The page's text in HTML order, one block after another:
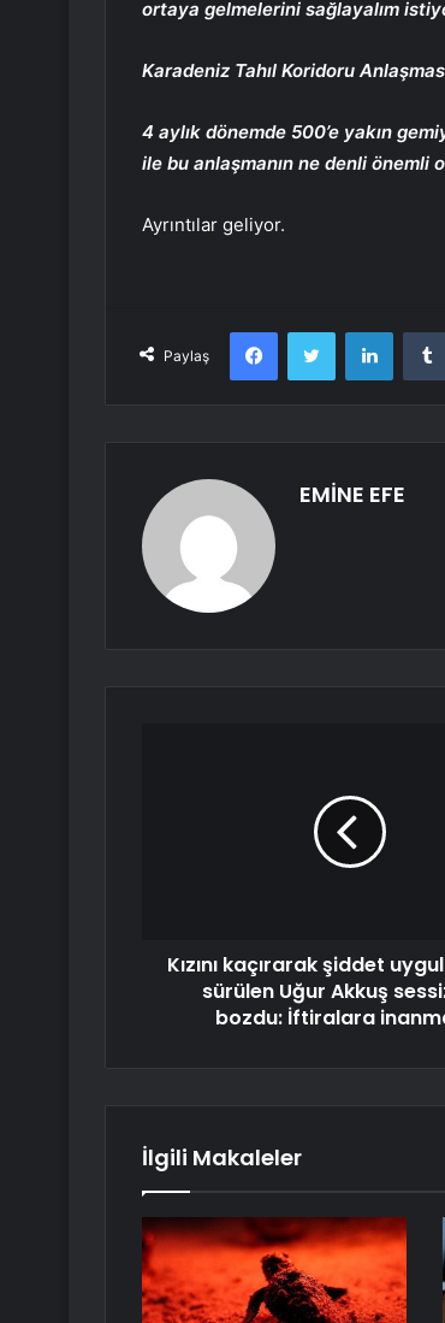
ortaya gelmelerini sağlayalım
Karadeniz Tahıl Koridoru
4 aylık dönemde 500’e yakın
ile bu anlaşmanın ne denli önemli
Ayrıntılar geliyor.
Paylaş
FacebookTwitter
EMİNE EFE
Kızını kaçırarak şiddet
sürülen Uğur Akkuş
bozdu: İftiralara
İlgili Makaleler